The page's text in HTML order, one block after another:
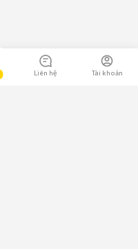
Liên hệ Tài khoản